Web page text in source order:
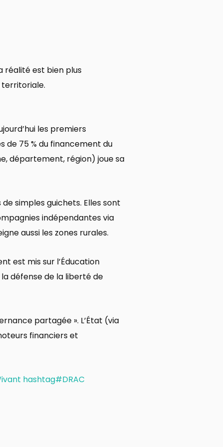
réalité est bien plus
territoriale.
les premiers
de 75 % du financement du
département, région) joue sa
simples guichets. Elles sont
indépendantes via
aussi les zones rurales.
est mis sur l’Éducation
défense de la liberté de
partagée ». L’État (via
financiers et
hashtag#DRAC